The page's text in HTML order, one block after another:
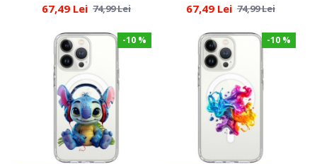
67,49 Lei 74,99 Lei 67,49 Lei 74,99 Lei
-10 % -10 %